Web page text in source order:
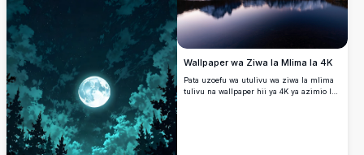
zambarau. Inafaa kabisa kwa wapenzi wa
asili na wanaopenda sanaa wanaotafuta
kazi ya sanaa ya dijitali ya kustaajabisha
na ya ubora wa juu kwa ajili ya mandhari
ya ukuta au kuchapisha.
Wallpaper wa Ziwa la Mlima la 4K
Pata uzoefu wa utulivu wa ziwa la mlima
tulivu na wallpaper hii ya 4K ya azimio la